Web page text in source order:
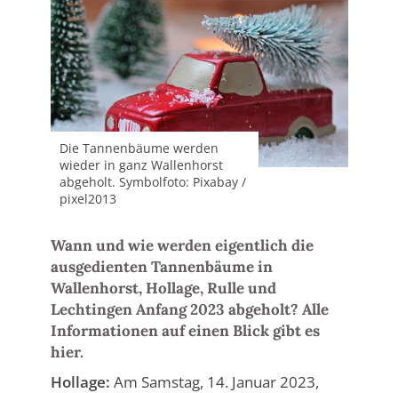
Die Tannenbäume werden
wieder in ganz Wallenhorst
abgeholt. Symbolfoto: Pixabay /
pixel2013
Wann und wie werden eigentlich die
ausgedienten Tannenbäume in
Wallenhorst, Hollage, Rulle und
Lechtingen Anfang 2023 abgeholt? Alle
Informationen auf einen Blick gibt es
hier.
Hollage: Am Samstag, 14. Januar 2023,